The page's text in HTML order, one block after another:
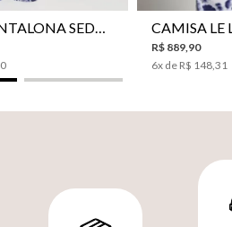
CALÇA PANTALONA SEDA LE LIS AKARI FEMININA
R$ 889,90
6x de R$ 148,31